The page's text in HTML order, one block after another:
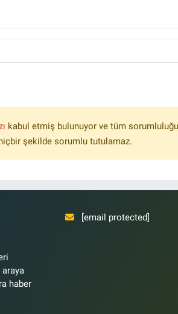
kabul etmiş bulunuyor ve tüm
şekilde sorumlu tutulamaz.
haber
[email protected]